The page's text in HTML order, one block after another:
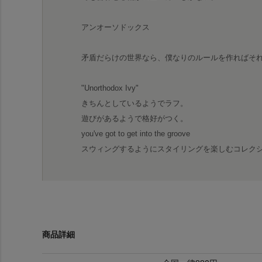
アンオーソドックス
矛盾だらけの世界なら、僕なりのルールを作ればそれ
"Unorthodox Ivy"
きちんとしているようでラフ。
遊びがあるようで格好がつく。
you've got to get into the groove
スウィングするようにスタイリングを楽しむコレクシ
商品詳細